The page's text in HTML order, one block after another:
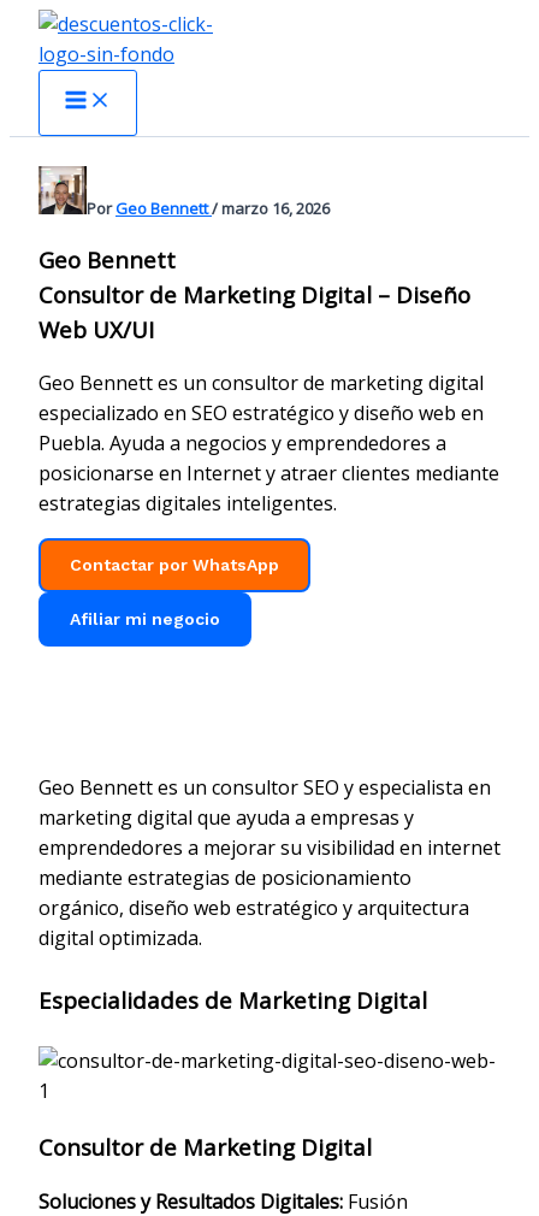
PorGeo Bennett/marzo 16, 2026
Geo Bennett
Consultor de Marketing Digital – Diseño
Web UX/UI
Geo Bennett es un consultor de marketing digital
especializado en SEO estratégico y diseño web en
Puebla. Ayuda a negocios y emprendedores a
posicionarse en Internet y atraer clientes mediante
estrategias digitales inteligentes.
Contactar por WhatsApp
Afiliar mi negocio
Geo Bennett es un consultor SEO y especialista en
marketing digital que ayuda a empresas y
emprendedores a mejorar su visibilidad en internet
mediante estrategias de posicionamiento
orgánico, diseño web estratégico y arquitectura
digital optimizada.
Especialidades de Marketing Digital
Consultor de Marketing Digital
Soluciones y Resultados Digitales: Fusión